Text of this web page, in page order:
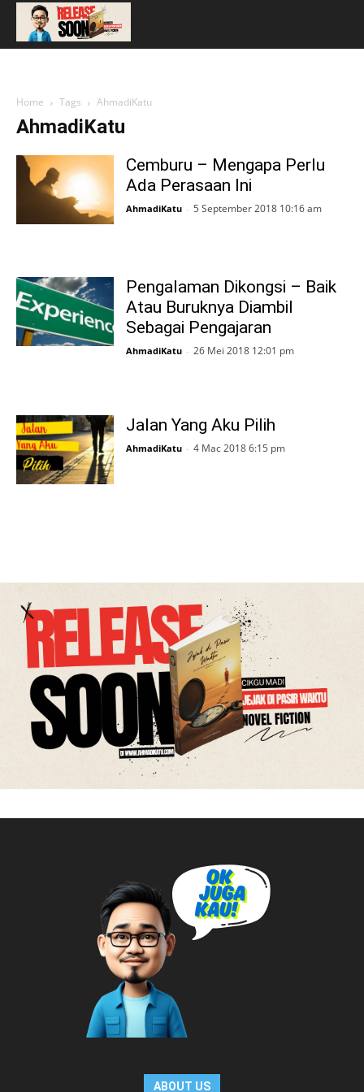
Home Tags AhmadiKatu
AhmadiKatu
Cemburu – Mengapa Perlu
Ada Perasaan Ini
AhmadiKatu - 5 September 2018 10:16 am
Pengalaman Dikongsi – Baik
Atau Buruknya Diambil
Sebagai Pengajaran
AhmadiKatu - 26 Mei 2018 12:01 pm
Jalan Yang Aku Pilih
AhmadiKatu - 4 Mac 2018 6:15 pm
ABOUT US